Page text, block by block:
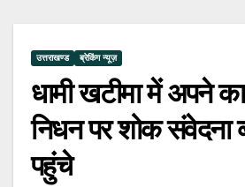
उत्तराखण्ड ब्रेकिंग न्यूज़
धामी खटीमा में अपने
निधन पर शोक संवेदना
पहुंचे